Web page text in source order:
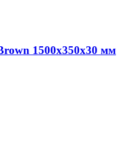
1500x350x30 мм